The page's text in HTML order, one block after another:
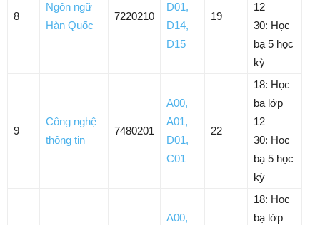
8
Ngôn ngữ
Hàn Quốc
7220210
D01,
D14,
D15
19
12
30: Học
bạ 5 học
kỳ
9
Công nghệ
thông tin
7480201
A00,
A01,
D01,
C01
22
18: Học
bạ lớp
12
30: Học
bạ 5 học
kỳ
A00,
18: Học
bạ lớp